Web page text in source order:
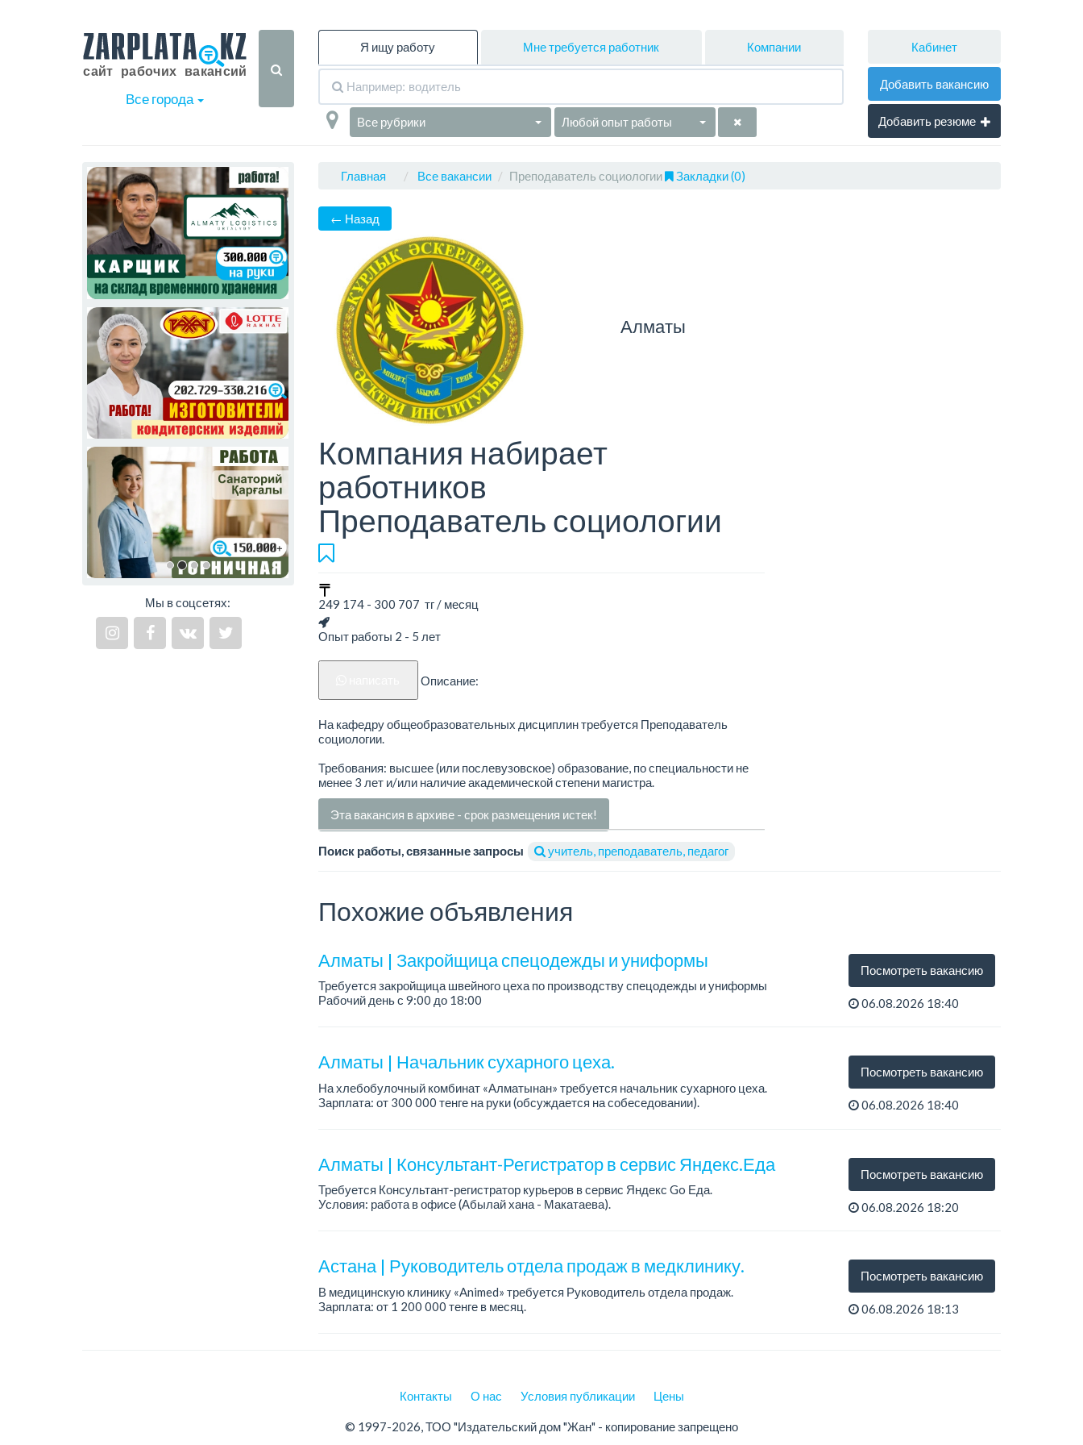
Все города
Я ищу работу Мне требуется работник Компании
Все рубрики Любой опыт работы
Кабинет
Добавить вакансию
Добавить резюме
Мы в соцсетях:
Главная Все вакансии Преподаватель социологии Закладки (0)
← Назад
Алматы
Компания набирает
работников
Преподаватель социологии
249 174 - 300 707 тг / месяц
Опыт работы 2 - 5 лет
Описание:
На кафедру общеобразовательных дисциплин требуется Преподаватель
социологии.
Требования: высшее (или послевузовское) образование, по специальности не
менее 3 лет и/или наличие академической степени магистра.
Эта вакансия в архиве - срок размещения истек!
Поиск работы, связанные запросы учитель, преподаватель, педагог
Похожие объявления
Алматы | Закройщица спецодежды и униформы
Требуется закройщица швейного цеха по производству спецодежды и униформы
Рабочий день с 9:00 до 18:00
Посмотреть вакансию
06.08.2026 18:40
Алматы | Начальник сухарного цеха.
На хлебобулочный комбинат «Алматынан» требуется начальник сухарного цеха.
Зарплата: от 300 000 тенге на руки (обсуждается на собеседовании).
Посмотреть вакансию
06.08.2026 18:40
Алматы | Консультант-Регистратор в сервис Яндекс.Еда
Требуется Консультант-регистратор курьеров в сервис Яндекс Go Еда.
Условия: работа в офисе (Абылай хана - Макатаева).
Посмотреть вакансию
06.08.2026 18:20
Астана | Руководитель отдела продаж в медклинику.
В медицинскую клинику «Animed» требуется Руководитель отдела продаж.
Зарплата: от 1 200 000 тенге в месяц.
Посмотреть вакансию
06.08.2026 18:13
Контакты О нас Условия публикации Цены
© 1997-2026, ТОО "Издательский дом "Жан" - копирование запрещено